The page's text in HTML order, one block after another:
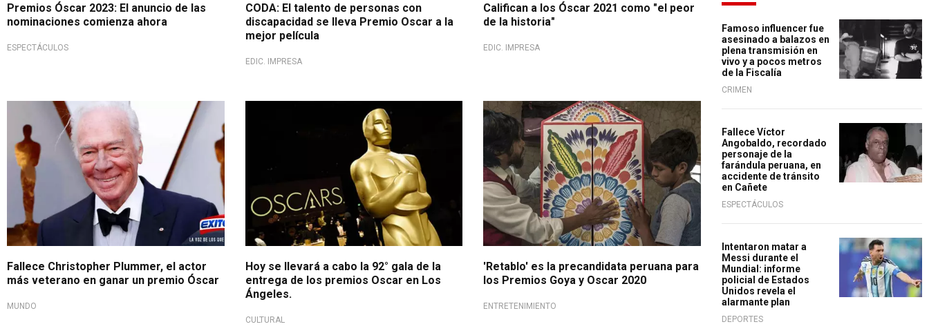
Premios Óscar 2023: El anuncio de las
nominaciones comienza ahora
ESPECTÁCULOS
CODA: El talento de personas con
discapacidad se lleva Premio Oscar a la
mejor película
EDIC. IMPRESA
Califican a los Óscar 2021 como "el peor
de la historia"
EDIC. IMPRESA
Fallece Christopher Plummer, el actor
más veterano en ganar un premio Óscar
MUNDO
Hoy se llevará a cabo la 92° gala de la
entrega de los premios Oscar en Los
Ángeles.
CULTURAL
'Retablo' es la precandidata peruana para
los Premios Goya y Oscar 2020
ENTRETENIMIENTO
Famoso influencer fue
asesinado a balazos en
plena transmisión en
vivo y a pocos metros
de la Fiscalía
CRIMEN
Fallece Víctor
Angobaldo, recordado
personaje de la
farándula peruana, en
accidente de tránsito
en Cañete
ESPECTÁCULOS
Intentaron matar a
Messi durante el
Mundial: informe
policial de Estados
Unidos revela el
alarmante plan
DEPORTES